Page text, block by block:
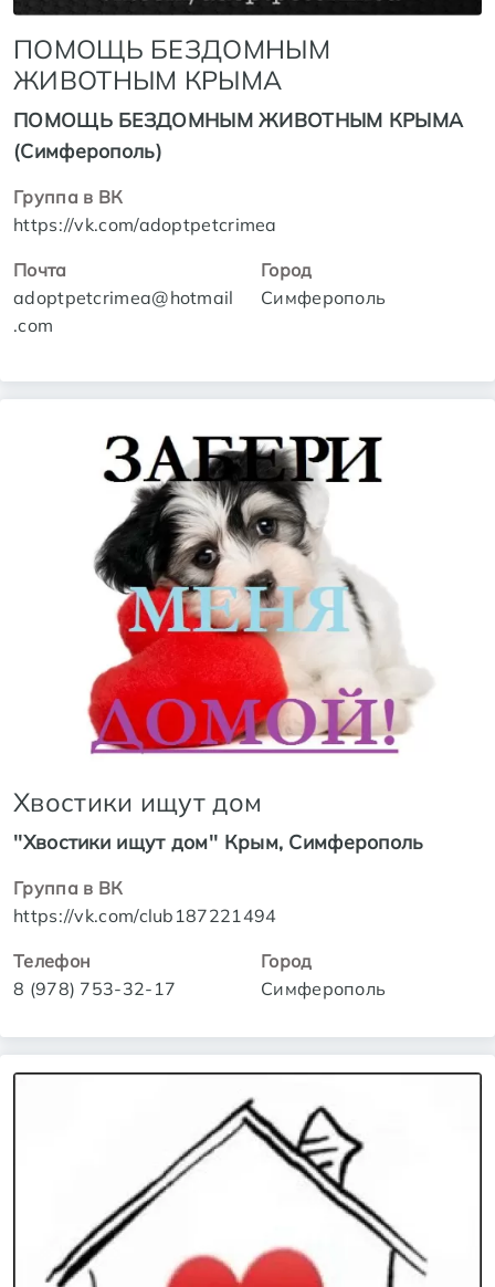
ПОМОЩЬ БЕЗДОМНЫМ
ЖИВОТНЫМ КРЫМА
ПОМОЩЬ БЕЗДОМНЫМ ЖИВОТНЫМ КРЫМА
(Симферополь)
Группа в ВК
https://vk.com/adoptpetcrimea
Почта
adoptpetcrimea@hotmail
.com
Город
Симферополь
Хвостики ищут дом
''Хвостики ищут дом'' Крым, Симферополь
Группа в ВК
https://vk.com/club187221494
Телефон
8 (978) 753-32-17
Город
Симферополь